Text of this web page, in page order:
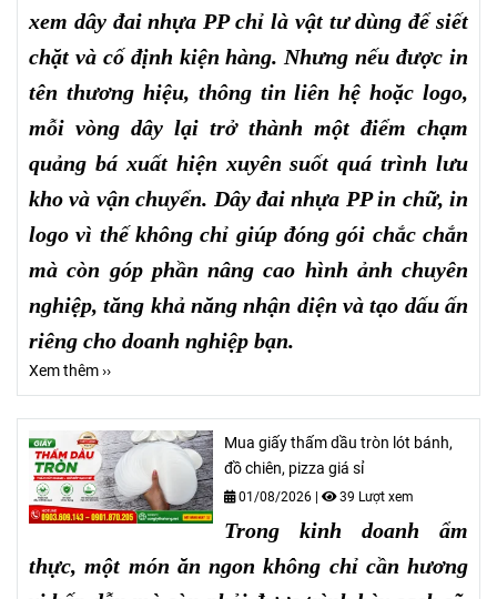
xem dây đai nhựa PP chỉ là vật tư dùng để siết
chặt và cố định kiện hàng. Nhưng nếu được in
tên thương hiệu, thông tin liên hệ hoặc logo,
mỗi vòng dây lại trở thành một điểm chạm
quảng bá xuất hiện xuyên suốt quá trình lưu
kho và vận chuyển. Dây đai nhựa PP in chữ, in
logo vì thế không chỉ giúp đóng gói chắc chắn
mà còn góp phần nâng cao hình ảnh chuyên
nghiệp, tăng khả năng nhận diện và tạo dấu ấn
riêng cho doanh nghiệp bạn.
Xem thêm ››
Mua giấy thấm dầu tròn lót bánh,
đồ chiên, pizza giá sỉ
01/08/2026 | 39 Lượt xem
Trong kinh doanh ẩm
thực, một món ăn ngon không chỉ cần hương